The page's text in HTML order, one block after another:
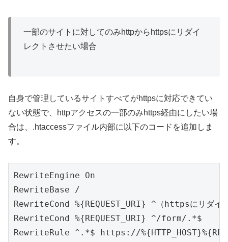
一部のサイトに対してのみhttpからhttpsにリダイ
レクトさせたい場合
自身で管理しているサイトすべてがhttpsに対応できてい
ない状態で、httpアクセスの一部のみhttps経由にしたい場
合は、.htaccessファイル内部に以下のコードを追加しま
す。
RewriteEngine On
RewriteBase /
RewriteCond %{REQUEST_URI} ^（httpsにリダイ
RewriteCond %{REQUEST_URI} ^/form/.*$
RewriteRule ^.*$ https://